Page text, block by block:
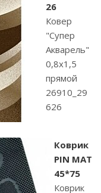
26
Ковер
"Супер
Акварель"
0,8х1,5
прямой
26910_29
626
Коврик
PIN MAT
45*75
Коврик